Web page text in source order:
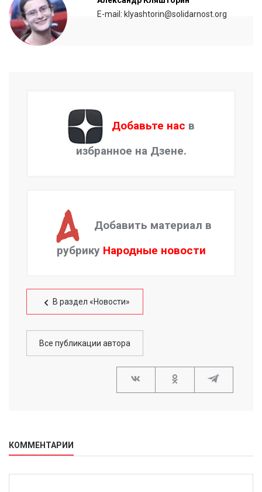
E-mail: klyashtorin@solidarnost.org
Добавьте нас в
избранное на Дзене.
Добавить материал в
рубрику Народные новости
В раздел «Новости»
Все публикации автора
КОММЕНТАРИИ